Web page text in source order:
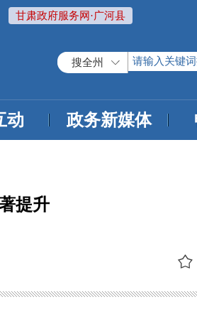
甘肃政府服务网·广河县
搜全州
动 政务新媒体
提升